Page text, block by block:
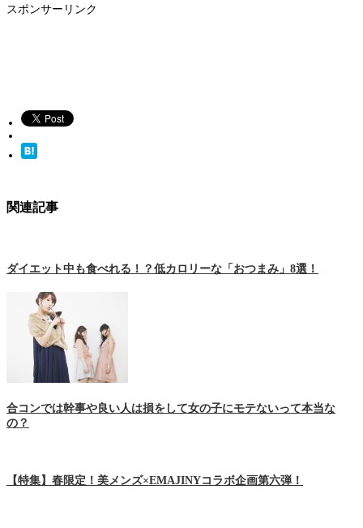
スポンサーリンク
関連記事
ダイエット中も食べれる！？低カロリーな「おつまみ」8選！
合コンでは幹事や良い人は損をして女の子にモテないって本当な
の？
【特集】春限定！美メンズ×EMAJINYコラボ企画第六弾！